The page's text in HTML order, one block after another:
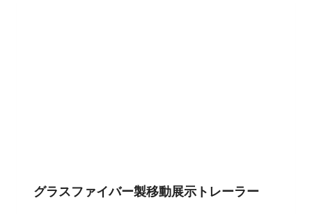
グラスファイバー製移動展示トレーラー